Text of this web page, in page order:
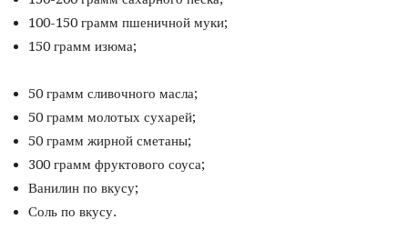
100-150 грамм пшеничной муки;
150 грамм изюма;
50 грамм сливочного масла;
50 грамм молотых сухарей;
50 грамм жирной сметаны;
300 грамм фруктового соуса;
Ванилин по вкусу;
Соль по вкусу.